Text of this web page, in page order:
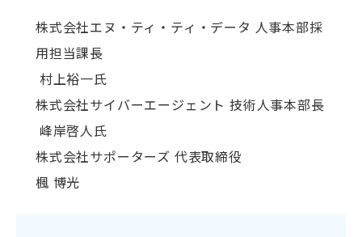
株式会社エヌ・ティ・ティ・データ 人事本部採
用担当課長
村上裕一氏
株式会社サイバーエージェント 技術人事本部長
峰岸啓人氏
株式会社サポーターズ 代表取締役
楓 博光